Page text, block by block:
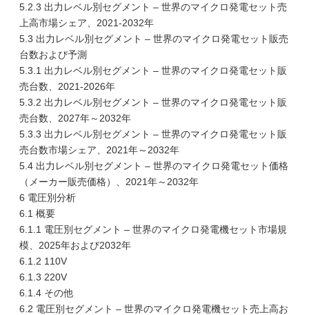
5.2.3 出力レベル別セグメント – 世界のマイクロ発電セット売
上高市場シェア、2021-2032年
5.3 出力レベル別セグメント – 世界のマイクロ発電セット販売
台数および予測
5.3.1 出力レベル別セグメント – 世界のマイクロ発電セット販
売台数、2021-2026年
5.3.2 出力レベル別セグメント – 世界のマイクロ発電セット販
売台数、2027年～2032年
5.3.3 出力レベル別セグメント – 世界のマイクロ発電セット販
売台数市場シェア、2021年～2032年
5.4 出力レベル別セグメント – 世界のマイクロ発電セット価格
（メーカー販売価格）、2021年～2032年
6 電圧別分析
6.1 概要
6.1.1 電圧別セグメント – 世界のマイクロ発電機セット市場規
模、2025年および2032年
6.1.2 110V
6.1.3 220V
6.1.4 その他
6.2 電圧別セグメント – 世界のマイクロ発電機セット売上高お